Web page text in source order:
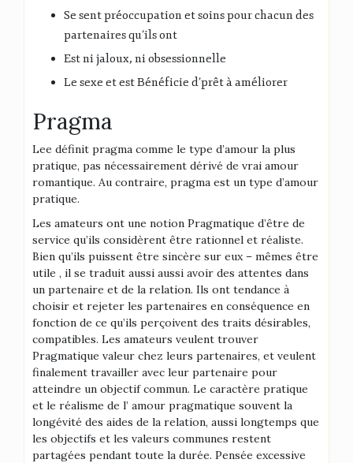
Se sent préoccupation et soins pour chacun des
partenaires qu’ils ont
Est ni jaloux, ni obsessionnelle
Le sexe et est Bénéficie d’prêt à améliorer
Pragma
Lee définit pragma comme le type d’amour la plus
pratique, pas nécessairement dérivé de vrai amour
romantique. Au contraire, pragma est un type d’amour
pratique.
Les amateurs ont une notion Pragmatique d’être de
service qu’ils considèrent être rationnel et réaliste.
Bien qu’ils puissent être sincère sur eux – mêmes être
utile , il se traduit aussi aussi avoir des attentes dans
un partenaire et de la relation. Ils ont tendance à
choisir et rejeter les partenaires en conséquence en
fonction de ce qu’ils perçoivent des traits désirables,
compatibles. Les amateurs veulent trouver
Pragmatique valeur chez leurs partenaires, et veulent
finalement travailler avec leur partenaire pour
atteindre un objectif commun. Le caractère pratique
et le réalisme de l’ amour pragmatique souvent la
longévité des aides de la relation, aussi longtemps que
les objectifs et les valeurs communes restent
partagées pendant toute la durée. Pensée excessive